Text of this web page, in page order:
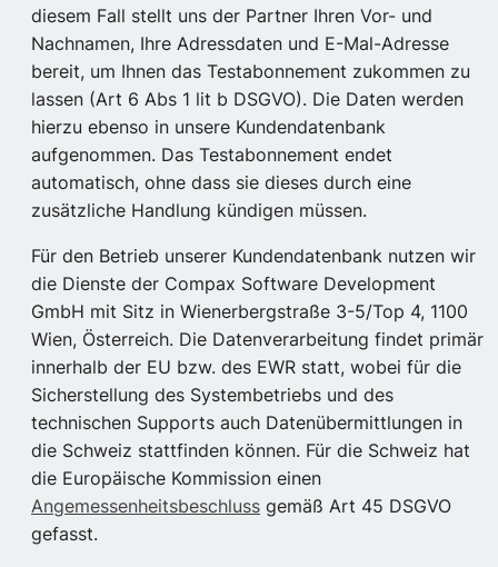
diesem Fall stellt uns der Partner Ihren Vor- und
Nachnamen, Ihre Adressdaten und E-Mal-Adresse
bereit, um Ihnen das Testabonnement zukommen zu
lassen (Art 6 Abs 1 lit b DSGVO). Die Daten werden
hierzu ebenso in unsere Kundendatenbank
aufgenommen. Das Testabonnement endet
automatisch, ohne dass sie dieses durch eine
zusätzliche Handlung kündigen müssen.
Für den Betrieb unserer Kundendatenbank nutzen wir
die Dienste der Compax Software Development
GmbH mit Sitz in Wienerbergstraße 3-5/Top 4, 1100
Wien, Österreich. Die Datenverarbeitung findet primär
innerhalb der EU bzw. des EWR statt, wobei für die
Sicherstellung des Systembetriebs und des
technischen Supports auch Datenübermittlungen in
die Schweiz stattfinden können. Für die Schweiz hat
die Europäische Kommission einen
Angemessenheitsbeschluss gemäß Art 45 DSGVO
gefasst.